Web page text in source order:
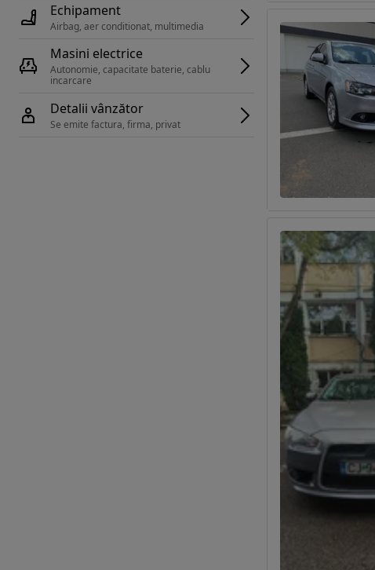
Echipament
Airbag, aer conditionat, multimedia
Masini electrice
Autonomie, capacitate baterie, cablu
Detalii vânzător
Se emite factura, firma, privat